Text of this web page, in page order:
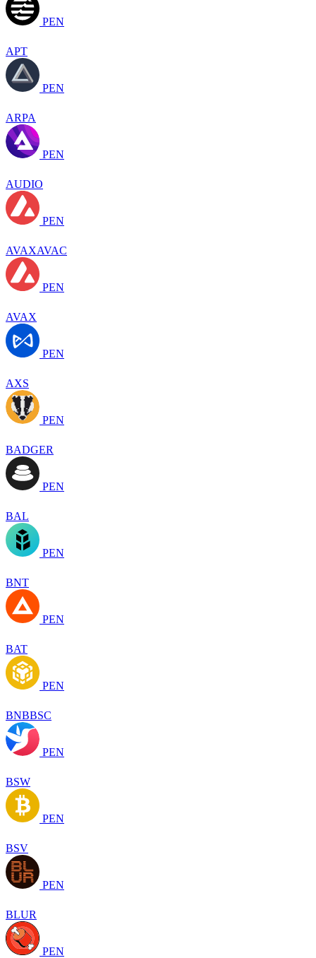
PEN
APT
PEN
ARPA
PEN
AUDIO
PEN
AVAXAVAC
PEN
AVAX
PEN
AXS
PEN
BADGER
PEN
BAL
PEN
BNT
PEN
BAT
PEN
BNBBSC
PEN
BSW
PEN
BSV
PEN
BLUR
PEN